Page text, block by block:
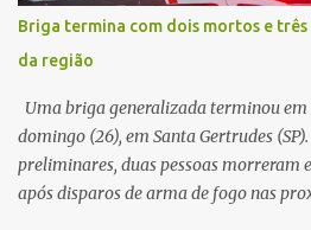
Conforme o boletim, um menino de
relatou ter visto a Spin passando pelo
característica compatível com o
já apresentava antes do furto. O carro
v...
Briga termina com dois mortos e
da região
Uma briga generalizada terminou
domingo (26), em Santa Gertrudes
preliminares, duas pessoas morreram
após disparos de arma de fogo nas